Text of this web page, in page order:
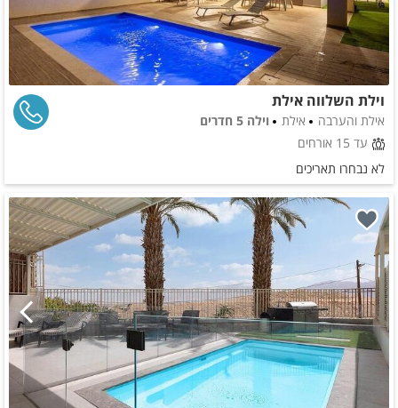
וילת השלווה אילת
אילת והערבה אילת
וילה 5 חדרים
עד 15 אורחים
לא נבחרו תאריכים